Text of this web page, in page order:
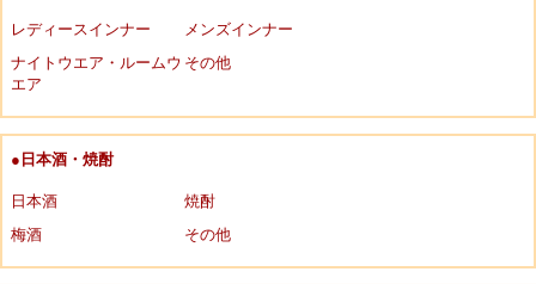
レディースインナー
メンズインナー
ナイトウエア・ルームウ
エア
その他
●日本酒・焼酎
日本酒
焼酎
梅酒
その他